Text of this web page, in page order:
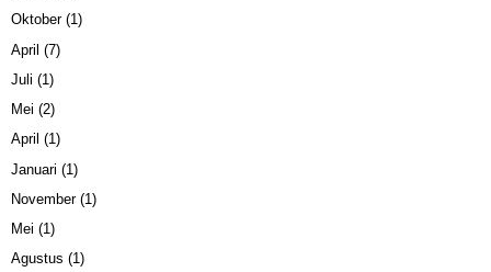
Oktober(1)
April (7)
Juli (1)
Mei (2)
April (1)
Januari (1)
November(1)
Mei (1)
Agustus (1)